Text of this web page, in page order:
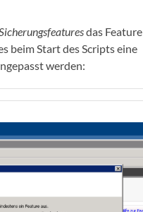
das Feature
beim Start des Scripts eine
werden: